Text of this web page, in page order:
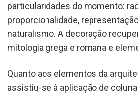
particularidades do momento:
proporcionalidade,
naturalismo. A decoração
mitologia grega e romana e
Quanto aos elementos da
assistiu-se à aplicação de